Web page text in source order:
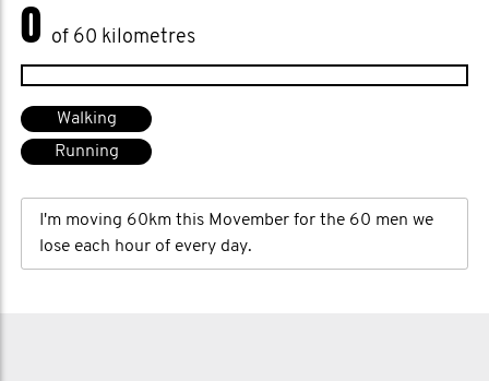
0 of 60 kilometres
Walking
Running
I'm moving 60km this Movember for the 60 men we
lose each hour of every day.